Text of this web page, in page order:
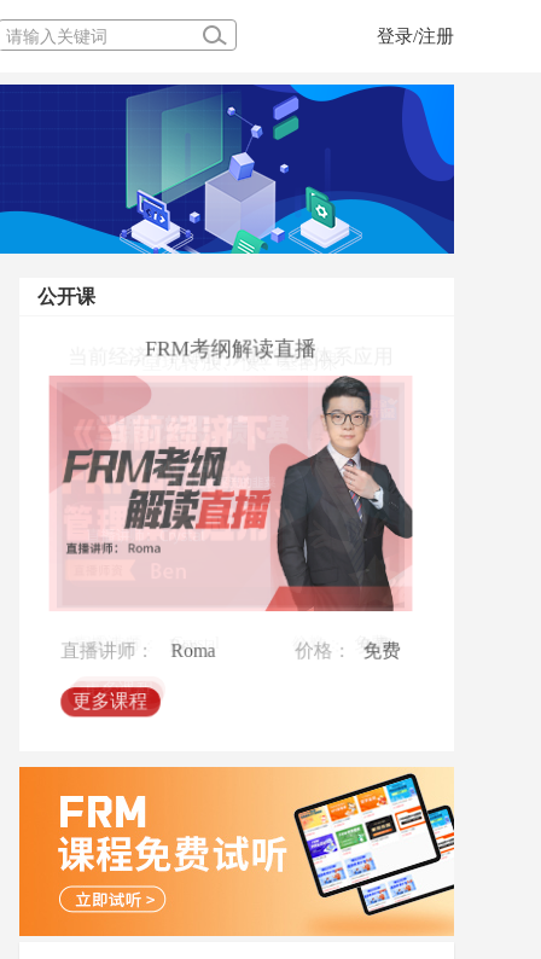
登录/注册
公开课
当前经济下FRM的风险管理体系应用
直播讲师： Ben 价格： 免费
更多课程
一堂玩转股、债、基的课
直播讲师： Crystal 价格： 免费
更多课程
FRM考纲解读直播
直播讲师： Roma 价格： 免费
更多课程